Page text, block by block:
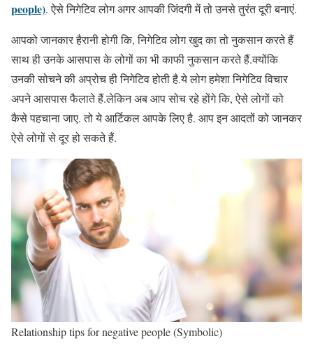
people). ऐसे निगेटिव लोग अगर आपकी जिंदगी में तो उनसे तुरंत दूरी बनाएं.
आपको जानकार हैरानी होगी कि, निगेटिव लोग खुद का तो नुकसान करते हैं
साथ ही उनके आसपास के लोगों का भी काफी नुकसान करते हैं.क्योंकि
उनकी सोचने की अप्रोच ही निगेटिव होती है.ये लोग हमेशा निगेटिव विचार
अपने आसपास फैलाते हैं.लेकिन अब आप सोच रहे होंगे कि, ऐसे लोगों को
कैसे पहचाना जाए. तो ये आर्टिकल आपके लिए है. आप इन आदतों को जानकर
ऐसे लोगों से दूर हो सकते हैं.
Relationship tips for negative people (Symbolic)